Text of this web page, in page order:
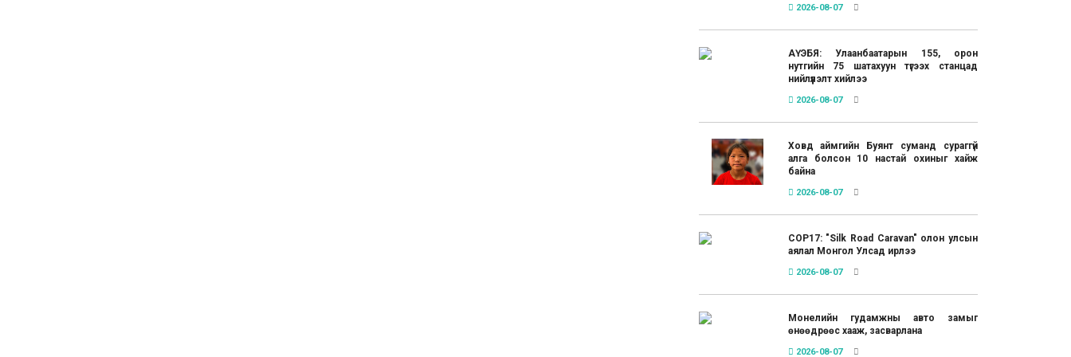
2026-08-07
АҮЭБЯ: Улаанбаатарын 155, орон
нутгийн 75 шатахуун түгээх станцад
нийлүүлэлт хийлээ
2026-08-07
Ховд аймгийн Буянт суманд сураггүй
алга болсон 10 настай охиныг хайж
байна
2026-08-07
COP17: "Silk Road Caravan" олон улсын
аялал Монгол Улсад ирлээ
2026-08-07
Монелийн гудамжны авто замыг
өнөөдрөөс хааж, засварлана
2026-08-07